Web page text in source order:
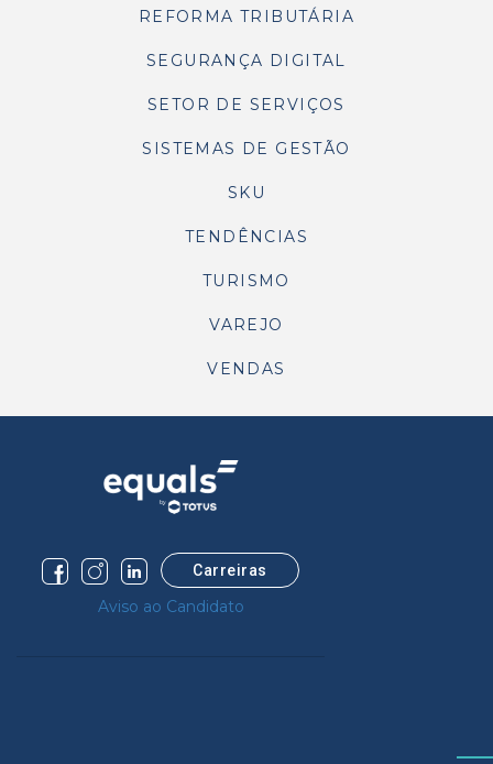
REFORMA TRIBUTÁRIA
SEGURANÇA DIGITAL
SETOR DE SERVIÇOS
SISTEMAS DE GESTÃO
SKU
TENDÊNCIAS
TURISMO
VAREJO
VENDAS
Carreiras
Aviso ao Candidato